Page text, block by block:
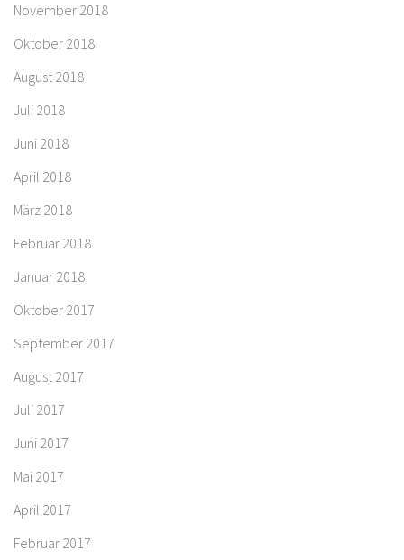
November 2018
Oktober 2018
August 2018
Juli 2018
Juni 2018
April 2018
März 2018
Februar 2018
Januar 2018
Oktober 2017
September 2017
August 2017
Juli 2017
Juni 2017
Mai 2017
April 2017
Februar 2017